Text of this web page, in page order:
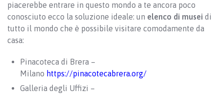
piacerebbe entrare in questo mondo a te ancora poco
conosciuto ecco la soluzione ideale: un elenco di musei di
tutto il mondo che è possibile visitare comodamente da
casa:
Pinacoteca di Brera –
Milano https://pinacotecabrera.org/
Galleria degli Uffizi –